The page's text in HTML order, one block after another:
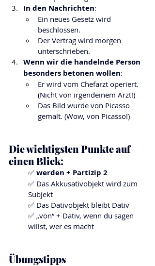
In den Nachrichten:
Ein neues Gesetz wird
beschlossen.
Der Vertrag wird morgen
unterschrieben.
Wenn wir die handelnde Person
besonders betonen wollen:
Er wird vom Chefarzt operiert.
(Nicht von irgendeinem Arzt!)
Das Bild wurde von Picasso
gemalt. (Wow, von Picasso!)
Die wichtigsten Punkte auf
einen Blick:
✅ werden + Partizip 2
✅ Das Akkusativobjekt wird zum
Subjekt
✅ Das Dativobjekt bleibt Dativ
✅ „von“ + Dativ, wenn du sagen
willst, wer es macht
Übungstipps